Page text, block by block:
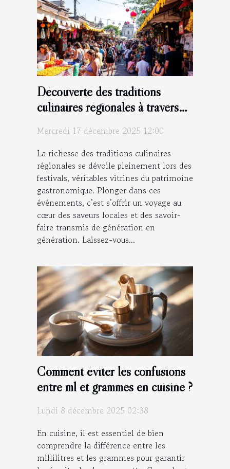
Découverte des traditions
culinaires régionales à travers
Mercredi 17 décembre 2025 12:00
La richesse des traditions culinaires
régionales se dévoile pleinement lors des
festivals, véritables vitrines du patrimoine
gastronomique. Plonger dans ces
événements, c’est s’offrir un voyage au
cœur des saveurs locales et des savoir-
faire transmis de génération en
génération. Laissez-vous...
Comment éviter les confusions
entre ml et grammes en cuisine ?
Lundi 8 décembre 2025 02:38
En cuisine, il est essentiel de bien
comprendre la différence entre les
millilitres et les grammes pour garantir